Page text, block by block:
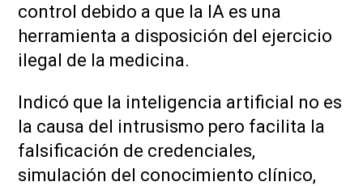
control debido a que la IA es una
herramienta a disposición del ejercicio
ilegal de la medicina.
Indicó que la inteligencia artificial no es
la causa del intrusismo pero facilita la
falsificación de credenciales,
simulación del conocimiento clínico,